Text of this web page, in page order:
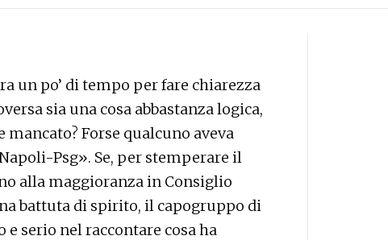
un po’ di tempo per fare chiarezza
sia una cosa abbastanza logica,
Forse qualcuno aveva
Psg». Se, per stemperare il
alla maggioranza in Consiglio
battuta di spirito, il capogruppo di
serio nel raccontare cosa ha